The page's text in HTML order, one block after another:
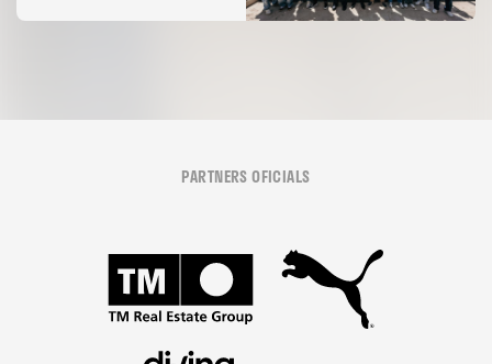
PARTNERS OFICIALS